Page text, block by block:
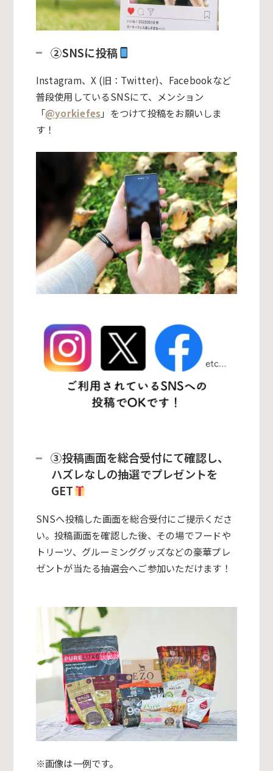
②SNSに投稿
Instagram、X (旧：Twitter)、Facebookなど
普段使用しているSNSにて、メンション
「@yorkiefes」をつけて投稿をお願いしま
す！
③投稿画面を総合受付にて確認し、
ハズレなしの抽選でプレゼントを
GET
SNSへ投稿した画面を総合受付にご提示くださ
い。投稿画面を確認した後、その場でフードや
トリーツ、グルーミンググッズなどの豪華プレ
ゼントが当たる抽選会へご参加いただけます！
※画像は一例です。